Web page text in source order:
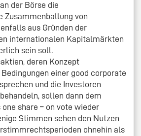
der Börse die
Zusammenballung von
aus Gründen der
internationalen Kapitalmärkten
sein soll.
deren Konzept
einer good corporate
und die Investoren
sollen dann dem
share – on vote wieder
Stimmen sehen den Nutzen
ohnehin als